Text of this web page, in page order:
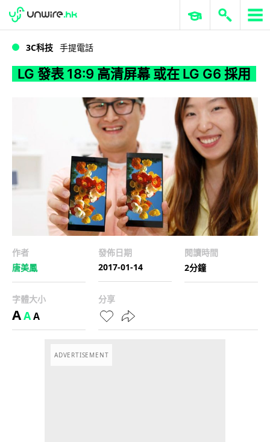
LG 發表 18:9 高清屏幕 或在 LG G6 採用
WWDC 2026 ERP 與商業 AI
3C科技 手提電話
LG 發表 18:9 高清屏幕 或在 LG G6 採用
作者
唐美鳳
發佈日期
2017-01-14
閱讀時間
2分鐘
字體大小
AAA
分享
ADVERTISEMENT